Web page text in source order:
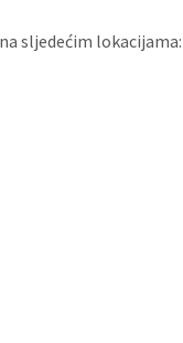
sljedećim lokacijama: